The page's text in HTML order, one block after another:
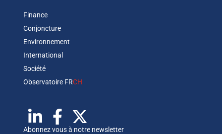
Finance
Conjoncture
Environnement
International
Société
Observatoire FRCH
Abonnez vous à notre newsletter